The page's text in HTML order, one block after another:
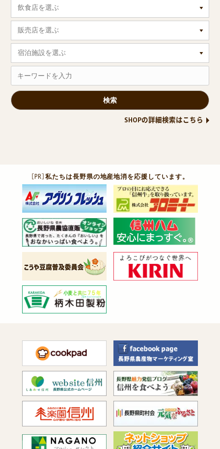
飲食店を選ぶ
販売店を選ぶ
宿泊施設を選ぶ
SHOPの詳細検索はこちら
［PR］私たちは長野県の地産地消を応援しています。